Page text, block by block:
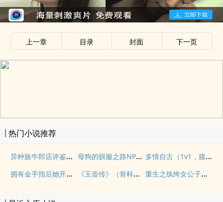
上一章 目录 封面 下一页
热门小说推荐
异种族牛郎店评鉴指南 母狗的驯服之路NP（强制爱）
多情自古（1v1，腹黑内侍咸鱼皇后）
拥有金手指后她开始为所欲为（nph）
《玉壶传》（骨科）（兄妹）（np） 重生之纨绔女公子（NPH）